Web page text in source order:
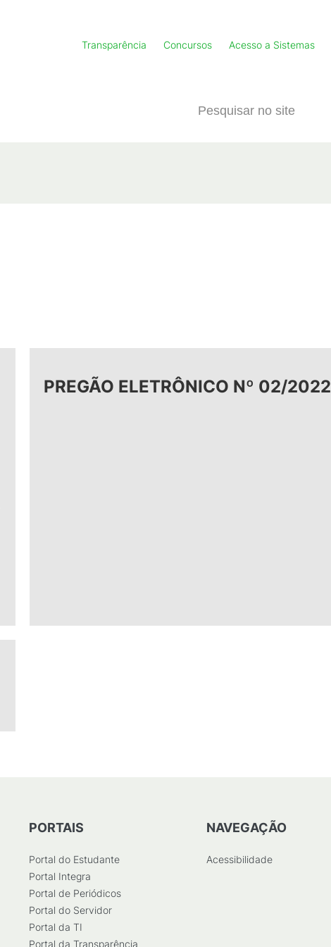
Transparência Concursos Acesso a Sistemas
PREGÃO ELETRÔNICO Nº 02/2022
PORTAIS
Portal do Estudante
Portal Integra
Portal de Periódicos
Portal do Servidor
Portal da TI
Portal da Transparência
NAVEGAÇÃO
Acessibilidade